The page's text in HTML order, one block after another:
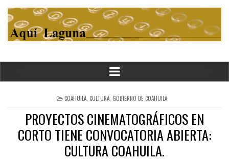
POSTED
IN
COAHUILA CULTURA GOBIERNO DE COAHUILA
PROYECTOS CINEMATOGRÁFICOS EN
CORTO TIENE CONVOCATORIA ABIERTA:
CULTURA COAHUILA.